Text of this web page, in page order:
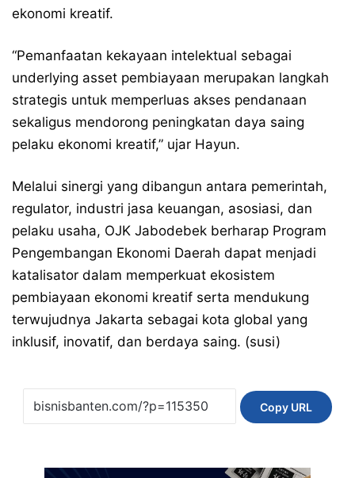
ekonomi kreatif.
“Pemanfaatan kekayaan intelektual sebagai
underlying asset pembiayaan merupakan langkah
strategis untuk memperluas akses pendanaan
sekaligus mendorong peningkatan daya saing
pelaku ekonomi kreatif,” ujar Hayun.
Melalui sinergi yang dibangun antara pemerintah,
regulator, industri jasa keuangan, asosiasi, dan
pelaku usaha, OJK Jabodebek berharap Program
Pengembangan Ekonomi Daerah dapat menjadi
katalisator dalam memperkuat ekosistem
pembiayaan ekonomi kreatif serta mendukung
terwujudnya Jakarta sebagai kota global yang
inklusif, inovatif, dan berdaya saing. (susi)
Copy URL